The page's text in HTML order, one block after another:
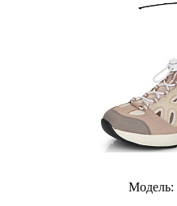
Модель: